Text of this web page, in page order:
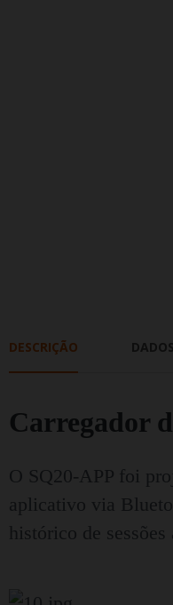
DESCRIÇÃO
Carregador
O SQ20-APP foi
aplicativo via
histórico de sessões